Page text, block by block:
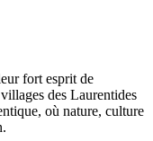
fort esprit de
des Laurentides
où nature, culture